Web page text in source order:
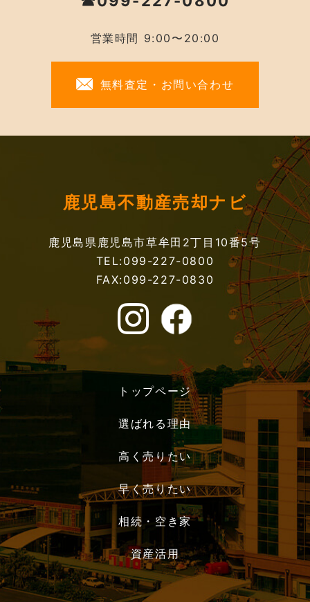
営業時間 9:00〜20:00
無料査定・お問い合わせ
鹿児島不動産売却ナビ
鹿児島県鹿児島市草牟田2丁目10番5号
TEL:099-227-0800
FAX:099-227-0830
トップページ
選ばれる理由
高く売りたい
早く売りたい
相続・空き家
資産活用